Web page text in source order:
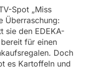
Spot „Miss
Überraschung:
sie den EDEKA-
für einen
Doch
es Kartoffeln und